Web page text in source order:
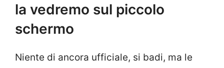
la vedremo sul piccolo
schermo
Niente di ancora ufficiale, si badi, ma le